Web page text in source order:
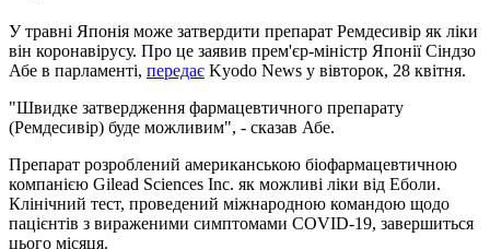
У травні Японія може затвердити препарат Ремдесивір як ліки
він коронавірусу. Про це заявив прем'єр-міністр Японії Сіндзо
Абе в парламенті, передає Kyodo News у вівторок, 28 квітня.
"Швидке затвердження фармацевтичного препарату
(Ремдесивір) буде можливим", - сказав Абе.
Препарат розроблений американською біофармацевтичною
компанією Gilead Sciences Inc. як можливі ліки від Еболи.
Клінічний тест, проведений міжнародною командою щодо
пацієнтів з вираженими симптомами COVID-19, завершиться
цього місяця.